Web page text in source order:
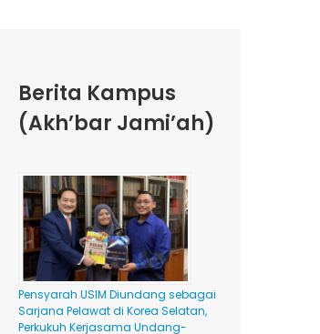
Berita Kampus
(Akh’bar Jami’ah)
Pensyarah USIM Diundang sebagai
Sarjana Pelawat di Korea Selatan,
Perkukuh Kerjasama Undang-